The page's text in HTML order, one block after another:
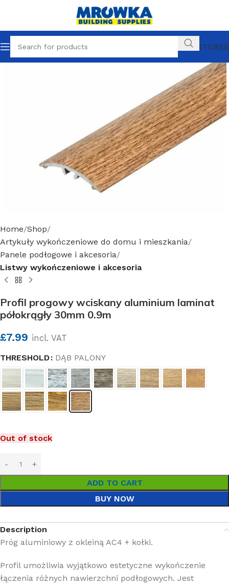
OUR STORES
Home Shop
Artykuły wykończeniowe do domu i mieszkania
Panele podłogowe i akcesoria
Listwy wykończeniowe i akcesoria
Profil progowy wciskany aluminium laminat
półokrągły 30mm 0.9m
£7.99 incl. VAT
THRESHOLD
DĄB PALONY
Out of stock
ADD TO CART
BUY NOW
Description
Próg aluminiowy z okleiną AC4 + kołki.
Profil umożliwia wyjątkowo estetyczne wykończenie
łączenia różnych nawierzchni podłogowych. Jest